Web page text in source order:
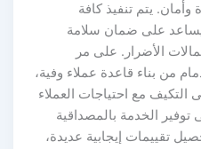
يتم تنفيذ كافة
على ضمان سلامة
الأضرار. على مر
من بناء قاعدة عملاء وفية،
مع احتياجات العملاء
الخدمة بالمصداقية
تقييمات إيجابية عديدة،